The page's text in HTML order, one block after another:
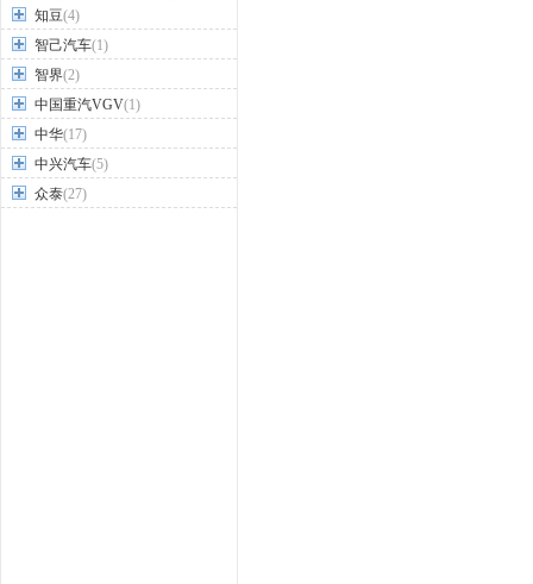
知豆(4)
智己汽车(1)
智界(2)
中国重汽VGV(1)
中华(17)
中兴汽车(5)
众泰(27)